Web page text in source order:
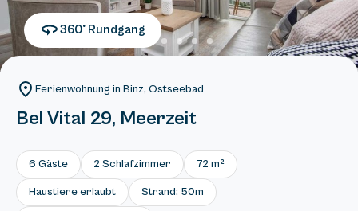
360° Rundgang
Ferienwohnung in Binz, Ostseebad
Bel Vital 29, Meerzeit
6 Gäste 2 Schlafzimmer 72 m²
Haustiere erlaubt Strand: 50m